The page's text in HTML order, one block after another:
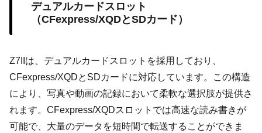
デュアルカードスロット
（CFexpress/XQDとSDカード）
Z7IIは、デュアルカードスロットを採用しており、
CFexpress/XQDとSDカードに対応しています。この構造
により、写真や動画の記録において柔軟な選択肢が提供さ
れます。CFexpress/XQDスロットでは高速な読み書きが
可能で、大量のデータを短時間で転送することができま